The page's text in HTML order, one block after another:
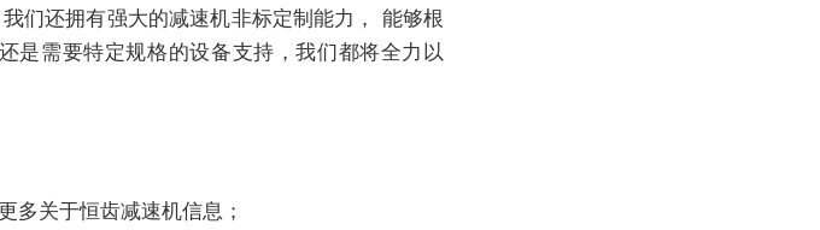
们还拥有强大的减速机非标定制能力， 能够根
是需要特定规格的设备支持，我们都将全力以
多关于恒齿减速机信息；